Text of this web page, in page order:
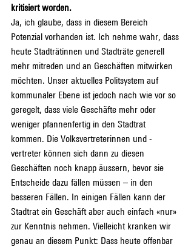
kritisiert worden.
Ja, ich glaube, dass in diesem Bereich
Potenzial vorhanden ist. Ich nehme wahr, dass
heute Stadträtinnen und Stadträte generell
mehr mitreden und an Geschäften mitwirken
möchten. Unser aktuelles Politsystem auf
kommunaler Ebene ist jedoch nach wie vor so
geregelt, dass viele Geschäfte mehr oder
weniger pfannenfertig in den Stadtrat
kommen. Die Volksvertreterinnen und -
vertreter können sich dann zu diesen
Geschäften noch knapp äussern, bevor sie
Entscheide dazu fällen müssen – in den
besseren Fällen. In einigen Fällen kann der
Stadtrat ein Geschäft aber auch einfach «nur»
zur Kenntnis nehmen. Vielleicht kranken wir
genau an diesem Punkt: Dass heute offenbar